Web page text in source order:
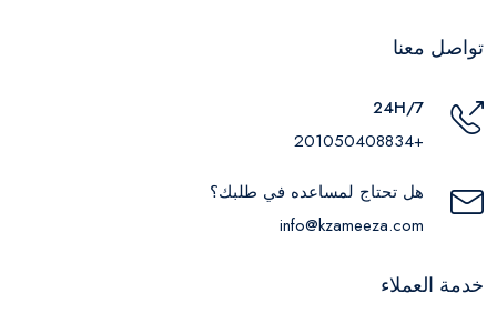
تواصل معنا
24H/7
+201050408834
هل تحتاج لمساعده في طلبك؟
info@kzameeza.com
خدمة العملاء